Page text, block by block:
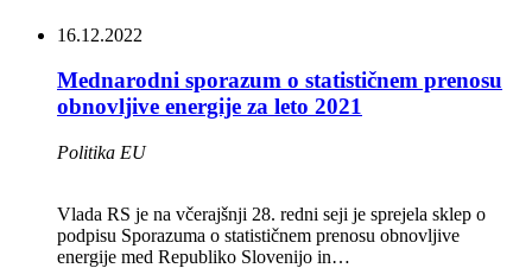
16.12.2022
Mednarodni sporazum o statističnem prenosu
obnovljive energije za leto 2021
Politika EU
Vlada RS je na včerajšnji 28. redni seji je sprejela sklep o
podpisu Sporazuma o statističnem prenosu obnovljive
energije med Republiko Slovenijo in…